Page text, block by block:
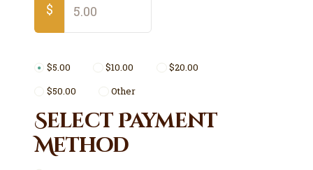
$
$5.00 $10.00
$20.00
$50.00
Other
Select Payment
Method